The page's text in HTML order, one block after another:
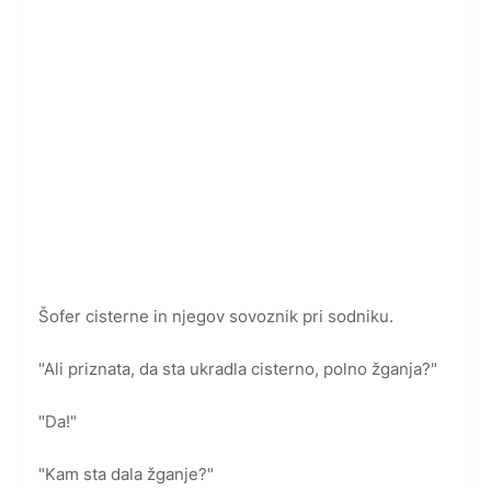
Šofer cisterne in njegov sovoznik pri sodniku.
"Ali priznata, da sta ukradla cisterno, polno žganja?"
"Da!"
"Kam sta dala žganje?"